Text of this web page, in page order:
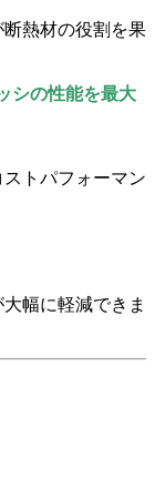
断熱材の役割を果
シの性能を最大
トパフォーマン
幅に軽減できま